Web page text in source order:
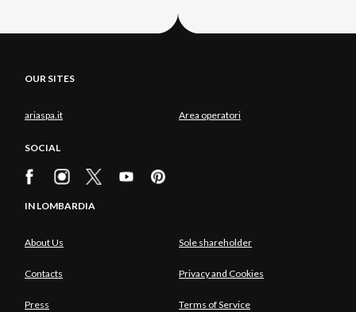
OUR SITES
ariaspa.it Area operatori
SOCIAL
IN LOMBARDIA
About Us Sole shareholder
Contacts Privacy and Cookies
Press Terms of Service